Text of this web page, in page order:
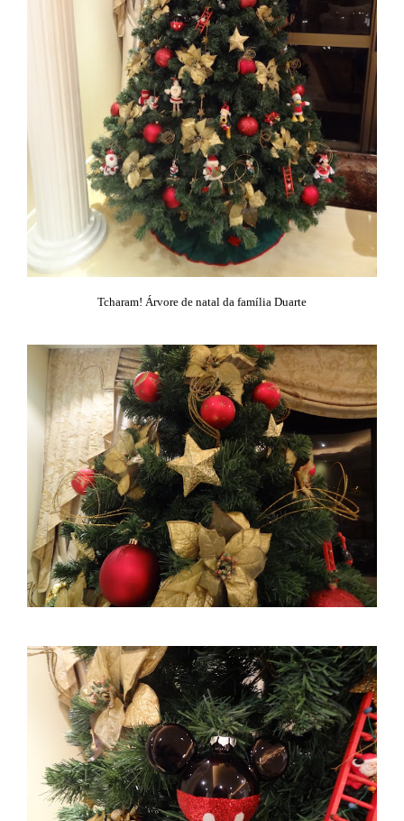
Tcharam! Árvore de natal da família Duarte